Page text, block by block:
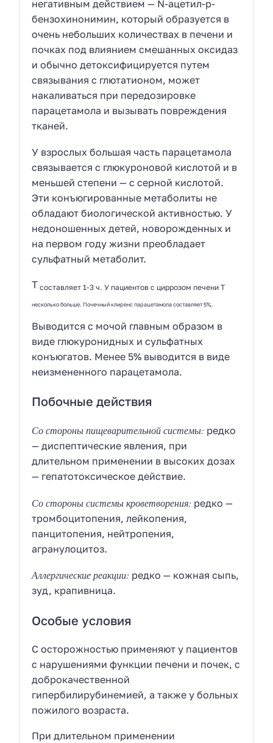
негативным действием — N-ацетил-p-
бензохинонимин, который образуется в
очень небольших количествах в печени и
почках под влиянием смешанных оксидаз
и обычно детоксифицируется путем
связывания с глютатионом, может
накаливаться при передозировке
парацетамола и вызывать повреждения
тканей.
У взрослых большая часть парацетамола
связывается с глюкуроновой кислотой и в
меньшей степени — с серной кислотой.
Эти конъюгированные метаболиты не
обладают биологической активностью. У
недоношенных детей, новорожденных и
на первом году жизни преобладает
сульфатный метаболит.
T составляет 1-3 ч. У пациентов с циррозом печени T
несколько больше. Почечный клиренс парацетамола составляет 5%.
Выводится с мочой главным образом в
виде глюкуронидных и сульфатных
конъюгатов. Менее 5% выводится в виде
неизмененного парацетамола.
Побочные действия
Со стороны пищеварительной системы: редко
— диспептические явления, при
длительном применении в высоких дозах
— гепатотоксическое действие.
Со стороны системы кроветворения: редко —
тромбоцитопения, лейкопения,
панцитопения, нейтропения,
агранулоцитоз.
Аллергические реакции: редко — кожная сыпь,
зуд, крапивница.
Особые условия
С осторожностью применяют у пациентов
с нарушениями функции печени и почек, с
доброкачественной
гипербилирубинемией, а также у больных
пожилого возраста.
При длительном применении